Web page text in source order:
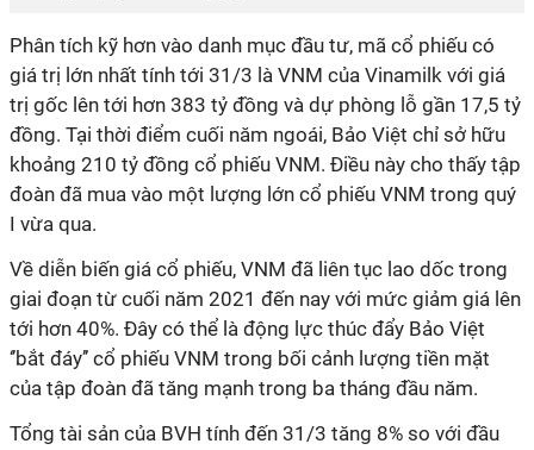
Phân tích kỹ hơn vào danh mục đầu tư, mã cổ phiếu có
giá trị lớn nhất tính tới 31/3 là VNM của Vinamilk với giá
trị gốc lên tới hơn 383 tỷ đồng và dự phòng lỗ gần 17,5 tỷ
đồng. Tại thời điểm cuối năm ngoái, Bảo Việt chỉ sở hữu
khoảng 210 tỷ đồng cổ phiếu VNM. Điều này cho thấy tập
đoàn đã mua vào một lượng lớn cổ phiếu VNM trong quý
I vừa qua.
Về diễn biến giá cổ phiếu, VNM đã liên tục lao dốc trong
giai đoạn từ cuối năm 2021 đến nay với mức giảm giá lên
tới hơn 40%. Đây có thể là động lực thúc đẩy Bảo Việt
‘’bắt đáy’’ cổ phiếu VNM trong bối cảnh lượng tiền mặt
của tập đoàn đã tăng mạnh trong ba tháng đầu năm.
Tổng tài sản của BVH tính đến 31/3 tăng 8% so với đầu